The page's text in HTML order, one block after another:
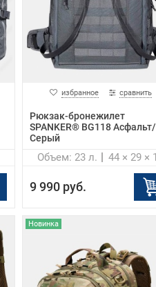
избранное сравнить
Рюкзак-бронежилет
SPANKER® BG118 Асфальт/
Серый
44 × 29 ×
Объем: 23 л.
9 990 руб.
Новинка